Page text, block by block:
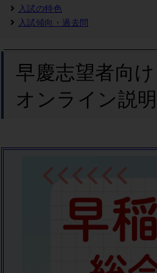
入試の特色
入試傾向・過去問
早慶志望者向け
オンライン説